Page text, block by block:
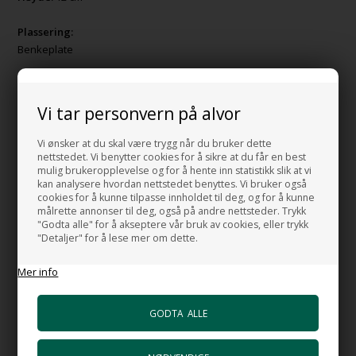
Vi tar personvern på alvor
Vi ønsker at du skal være trygg når du bruker dette
nettstedet. Vi benytter cookies for å sikre at du får en best
mulig brukeropplevelse og for å hente inn statistikk slik at vi
kan analysere hvordan nettstedet benyttes. Vi bruker også
cookies for å kunne tilpasse innholdet til deg, og for å kunne
målrette annonser til deg, også på andre nettsteder. Trykk
"Godta alle" for å akseptere vår bruk av cookies, eller trykk
"Detaljer" for å lese mer om dette.
Mer info
Plassering:
Benkeplate
Farge:
MADE IN ITALY
Produsert etter EUs miljøregler .
+602,00 NOK